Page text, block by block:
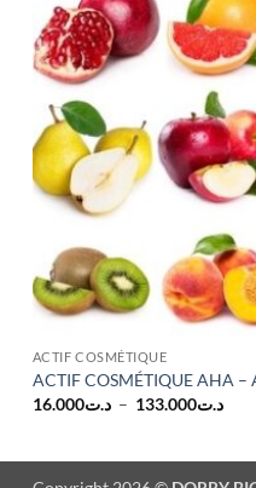
ACTIF COSMÉTIQUE
ACTIF COSMÉTIQUE AHA –
د.ت16.000 – د.ت133.000
Plage